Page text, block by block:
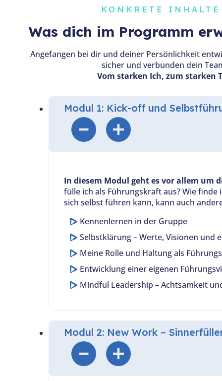
KONKRETE
Was dich im Programm
Angefangen bei dir und deiner Persönlichkeit
sicher und verbunden dein
Vom starken Ich, zum starken
Modul 1: Kick-off und
In diesem Modul geht es vor allem um
fülle ich als Führungskraft aus? Wie
sich selbst führen kann, kann auch
Kennenlernen in der Gruppe
Selbstklärung – Werte, Visionen und
Meine Rolle und Haltung als
Entwicklung einer eigenen
Mindful Leadership – Achtsamkeit
Modul 2: New Work –